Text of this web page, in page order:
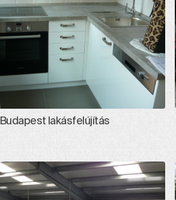
Budapest lakásfelújítás